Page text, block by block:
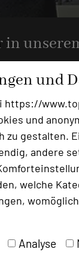
und
https://
und
zu gestalten.
andere
welche
Analyse